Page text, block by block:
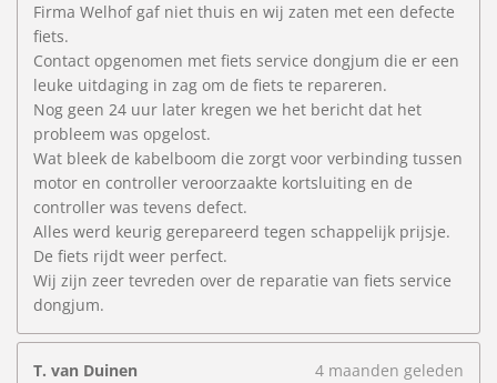
Firma Welhof gaf niet thuis en wij zaten met een defecte
fiets.
Contact opgenomen met fiets service dongjum die er een
leuke uitdaging in zag om de fiets te repareren.
Nog geen 24 uur later kregen we het bericht dat het
probleem was opgelost.
Wat bleek de kabelboom die zorgt voor verbinding tussen
motor en controller veroorzaakte kortsluiting en de
controller was tevens defect.
Alles werd keurig gerepareerd tegen schappelijk prijsje.
De fiets rijdt weer perfect.
Wij zijn zeer tevreden over de reparatie van fiets service
dongjum.
T. van Duinen
4 maanden geleden